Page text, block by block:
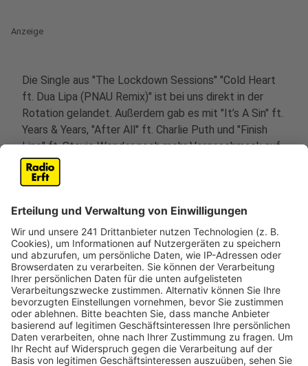
Anzeige
Die Single aus "The Lockdown Sessions" "Cold Heart
ft. Dua Lipa (PNAU Remix)" ist bei uns direkt in der
Rotation gelandet. Außerdem gab es mit "It’s A Sin" ft.
Years & Years, "After All" ft. Charlie Puth und "Finish
Line" ft. Stevie Wonder noch mehr Vorgeschmack auf
das neue Album. Und es fällt direkt auf: Jede Menge
Stargäste sind dabei. Das zieht sich auch beim Rest
Pearl Jam ist dabei, genauso wie Young Thug und
Stevie Nicks. Alle Aufnahmen auf dem Album haben
gemeinsam, dass sie während der aktuellen globalen
Pandemie aufgenommen oder veröffentlicht wurden,
daher der Name des Albums.
Anzeige
Anzeige